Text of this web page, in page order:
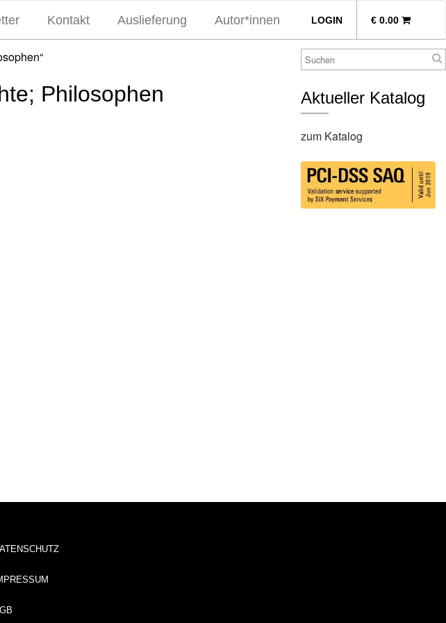
LOGIN € 0.00
Kontakt Auslieferung Autor*innen
Philosophen Aktueller Katalog
zum Katalog